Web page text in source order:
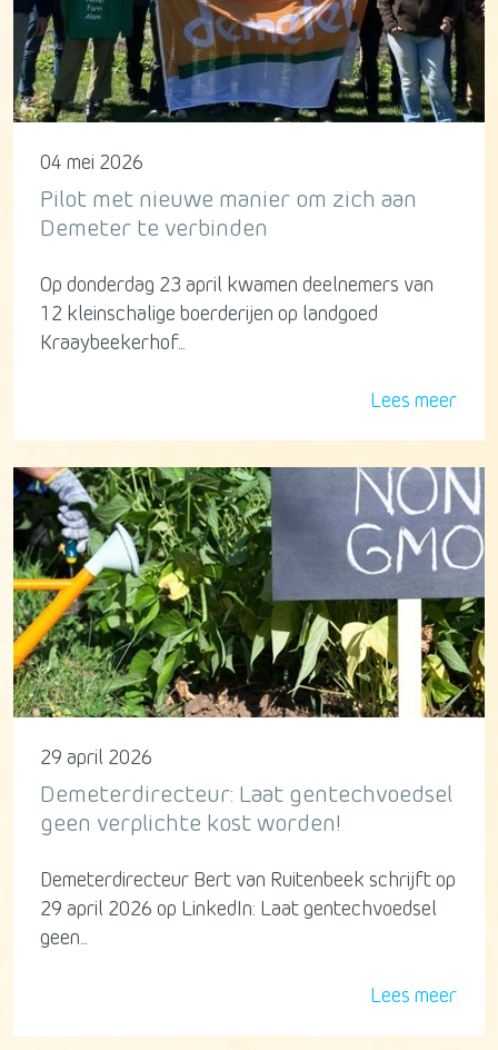
04 mei 2026
Pilot met nieuwe manier om zich aan
Demeter te verbinden
Op donderdag 23 april kwamen deelnemers van
12 kleinschalige boerderijen op landgoed
Kraaybeekerhof...
Lees meer
29 april 2026
Demeterdirecteur: Laat gentechvoedsel
geen verplichte kost worden!
Demeterdirecteur Bert van Ruitenbeek schrijft op
29 april 2026 op LinkedIn: Laat gentechvoedsel
geen...
Lees meer